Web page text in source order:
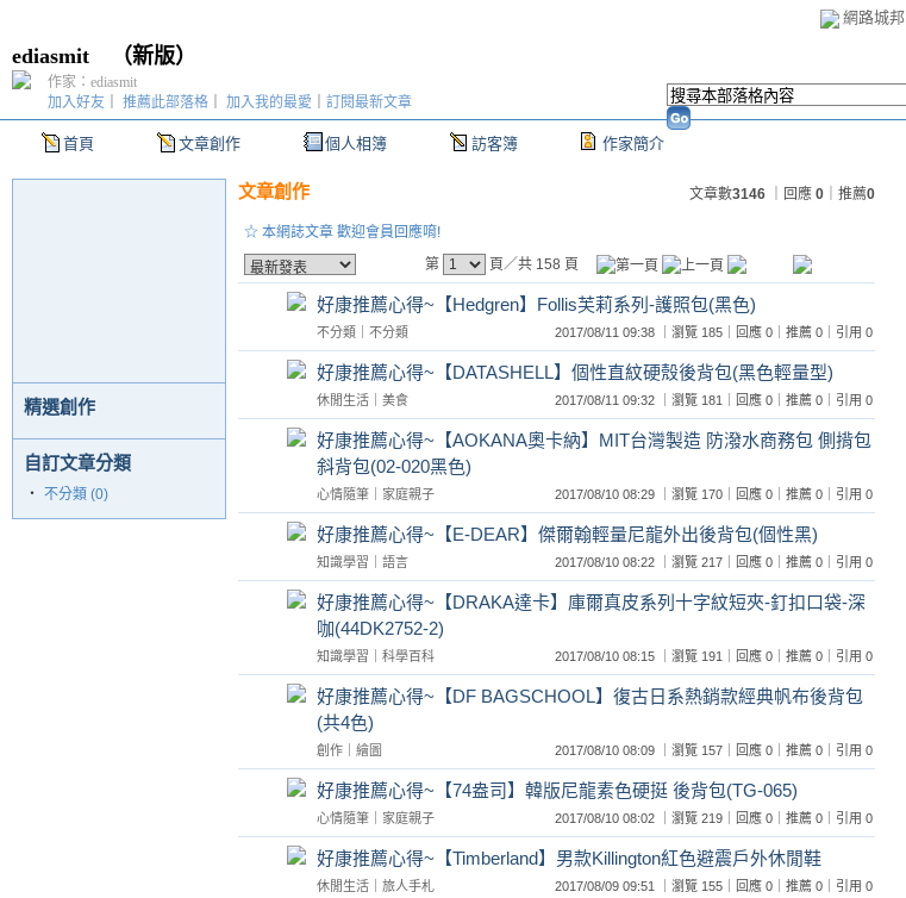
網路城邦
ediasmit （新版）
首頁 文章創作 個人相簿 訪客簿 作家簡介
加入好友 推薦此部落格 加入我的最愛 訂閱最新文章
作家：ediasmit
精選創作
自訂文章分類
‧ 不分類 (0)
文章創作 文章數3146 ｜回應 0 ｜推薦0
☆ 本網誌文章 歡迎會員回應唷!
第
頁／共 158 頁
好康推薦心得~【Hedgren】Follis芙莉系列-護照包(黑色)
不分類 不分類 2017/08/11 09:38 ｜瀏覽 185｜回應 0｜推薦 0｜引用 0
好康推薦心得~【DATASHELL】個性直紋硬殼後背包(黑色輕量型)
休閒生活 美食 2017/08/11 09:32 ｜瀏覽 181｜回應 0｜推薦 0｜引用 0
好康推薦心得~【AOKANA奧卡納】MIT台灣製造 防潑水商務包 側揹包
斜背包(02-020黑色)
心情隨筆 家庭親子 2017/08/10 08:29 ｜瀏覽 170｜回應 0｜推薦 0｜引用 0
好康推薦心得~【E-DEAR】傑爾翰輕量尼龍外出後背包(個性黑)
知識學習 語言 2017/08/10 08:22 ｜瀏覽 217｜回應 0｜推薦 0｜引用 0
好康推薦心得~【DRAKA達卡】庫爾真皮系列十字紋短夾-釘扣口袋-深
咖(44DK2752-2)
知識學習 科學百科 2017/08/10 08:15 ｜瀏覽 191｜回應 0｜推薦 0｜引用 0
好康推薦心得~【DF BAGSCHOOL】復古日系熱銷款經典帆布後背包
(共4色)
創作 繪圖 2017/08/10 08:09 ｜瀏覽 157｜回應 0｜推薦 0｜引用 0
好康推薦心得~【74盎司】韓版尼龍素色硬挺 後背包(TG-065)
心情隨筆 家庭親子 2017/08/10 08:02 ｜瀏覽 219｜回應 0｜推薦 0｜引用 0
好康推薦心得~【Timberland】男款Killington紅色避震戶外休閒鞋
休閒生活 旅人手札 2017/08/09 09:51 ｜瀏覽 155｜回應 0｜推薦 0｜引用 0